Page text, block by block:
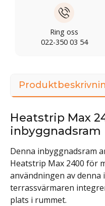
Ring oss
022-350 03 54
Heatstrip Max
inbyggnadsram
Denna inbyggnadsram
Heatstrip Max 2400 för
användningen av denna
terrassvärmaren
plats i rummet.